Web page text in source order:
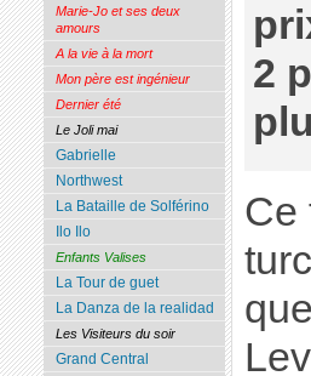
2
Ce
Marie-Jo et ses deux
amours
A la vie à la mort
Mon père est ingénieur
Dernier été
Le Joli mai
Gabrielle
Northwest
La Bataille de Solférino
Ilo Ilo
Enfants Valises
La Tour de guet
La Danza de la realidad
Les Visiteurs du soir
Grand Central